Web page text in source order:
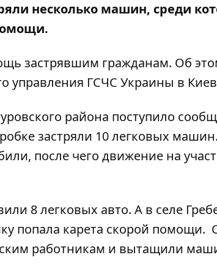
несколько машин, среди
застрявшим гражданам. Об
управления ГСЧС Украины в
района поступило
застряли 10 легковых
после чего движение на
8 легковых авто. А в селе
попала карета скорой помощи.
работникам и вытащили